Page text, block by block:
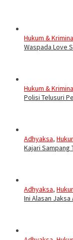
Hukum &
Waspada Love
Hukum &
Polisi Telusuri
Adhyaksa,
Kajari Sampang
Adhyaksa,
Ini Alasan